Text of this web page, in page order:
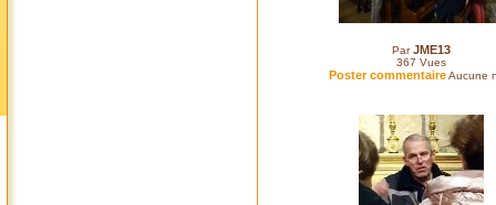
ParJME13
367 Vues
Poster commentaireAucune